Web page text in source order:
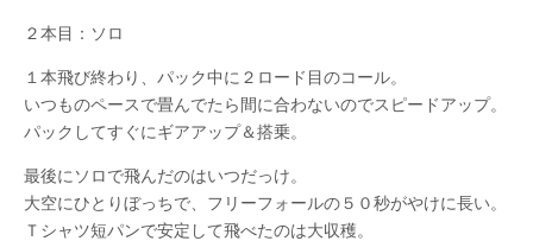
２本目：ソロ
１本飛び終わり、パック中に２ロード目のコール。
いつものペースで畳んでたら間に合わないのでスピードアップ。
パックしてすぐにギアアップ＆搭乗。
最後にソロで飛んだのはいつだっけ。
大空にひとりぼっちで、フリーフォールの５０秒がやけに長い。
Ｔシャツ短パンで安定して飛べたのは大収穫。